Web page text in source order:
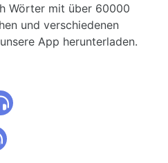
Wörter mit über 60000
und verschiedenen
App herunterladen.